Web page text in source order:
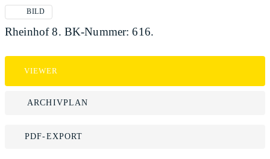
BILD
Rheinhof 8. BK-Nummer: 616.
VIEWER
ARCHIVPLAN
PDF-EXPORT